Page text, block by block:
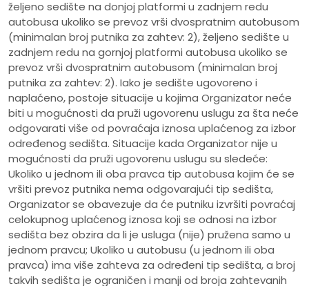
željeno sedište na donjoj platformi u zadnjem redu
autobusa ukoliko se prevoz vrši dvospratnim autobusom
(minimalan broj putnika za zahtev: 2), željeno sedište u
zadnjem redu na gornjoj platformi autobusa ukoliko se
prevoz vrši dvospratnim autobusom (minimalan broj
putnika za zahtev: 2). Iako je sedište ugovoreno i
naplaćeno, postoje situacije u kojima Organizator neće
biti u mogućnosti da pruži ugovorenu uslugu za šta neće
odgovarati više od povraćaja iznosa uplaćenog za izbor
određenog sedišta. Situacije kada Organizator nije u
mogućnosti da pruži ugovorenu uslugu su sledeće:
Ukoliko u jednom ili oba pravca tip autobusa kojim će se
vršiti prevoz putnika nema odgovarajući tip sedišta,
Organizator se obavezuje da će putniku izvršiti povraćaj
celokupnog uplaćenog iznosa koji se odnosi na izbor
sedišta bez obzira da li je usluga (nije) pružena samo u
jednom pravcu; Ukoliko u autobusu (u jednom ili oba
pravca) ima više zahteva za određeni tip sedišta, a broj
takvih sedišta je ograničen i manji od broja zahtevanih